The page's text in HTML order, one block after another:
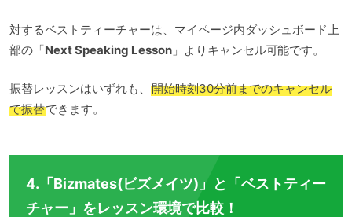
対するベストティーチャーは、マイページ内ダッシュボード上
部の「Next Speaking Lesson」よりキャンセル可能です。
振替レッスンはいずれも、 開始時刻30分前までのキャンセル
で振替できます。
4.「Bizmates(ビズメイツ)」と「ベストティー
チャー」をレッスン環境で比較！